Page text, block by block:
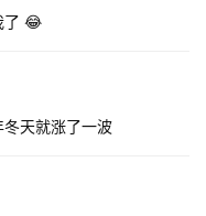
了 😂
天就涨了一波